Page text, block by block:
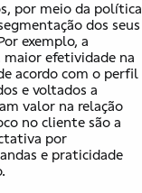
por meio da política
dos seus
exemplo, a
maior efetividade na
acordo com o perfil
e voltados a
valor na relação
no cliente são a
por
e praticidade